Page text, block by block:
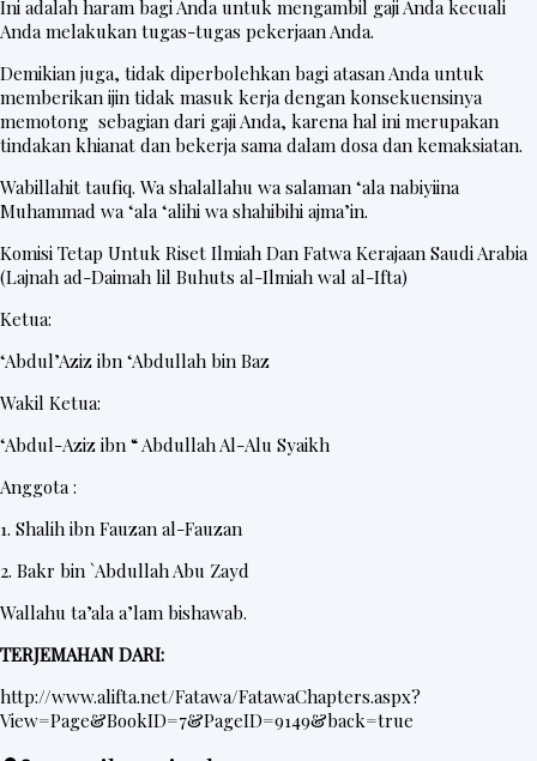
Ini adalah haram bagi Anda untuk mengambil gaji Anda kecuali
Anda melakukan tugas-tugas pekerjaan Anda.
Demikian juga, tidak diperbolehkan bagi atasan Anda untuk
memberikan ijin tidak masuk kerja dengan konsekuensinya
memotong sebagian dari gaji Anda, karena hal ini merupakan
tindakan khianat dan bekerja sama dalam dosa dan kemaksiatan.
Wabillahit taufiq. Wa shalallahu wa salaman ‘ala nabiyiina
Muhammad wa ‘ala ‘alihi wa shahibihi ajma’in.
Komisi Tetap Untuk Riset Ilmiah Dan Fatwa Kerajaan Saudi Arabia
(Lajnah ad-Daimah lil Buhuts al-Ilmiah wal al-Ifta)
Ketua:
‘Abdul’Aziz ibn ‘Abdullah bin Baz
Wakil Ketua:
‘Abdul-Aziz ibn “ Abdullah Al-Alu Syaikh
Anggota :
1. Shalih ibn Fauzan al-Fauzan
2. Bakr bin `Abdullah Abu Zayd
Wallahu ta’ala a’lam bishawab.
TERJEMAHAN DARI:
http://www.alifta.net/Fatawa/FatawaChapters.aspx?
View=Page&BookID=7&PageID=9149&back=true